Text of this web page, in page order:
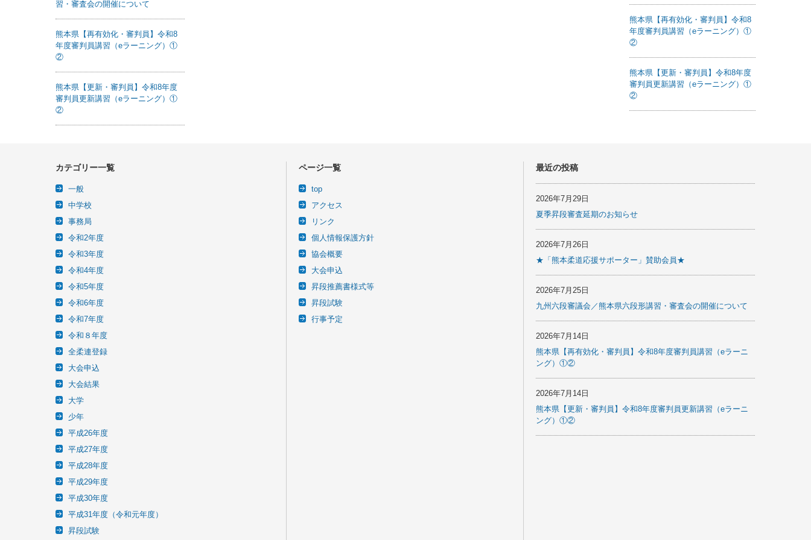
習・審査会の開催について
熊本県【再有効化・審判員】令和8
年度審判員講習（eラーニング）①
②
熊本県【更新・審判員】令和8年度
審判員更新講習（eラーニング）①
②
熊本県【再有効化・審判員】令和8
年度審判員講習（eラーニング）①
②
熊本県【更新・審判員】令和8年度
審判員更新講習（eラーニング）①
②
カテゴリー一覧
一般
中学校
事務局
令和2年度
令和3年度
令和4年度
令和5年度
令和6年度
令和7年度
令和８年度
全柔連登録
大会申込
大会結果
大学
少年
平成26年度
平成27年度
平成28年度
平成29年度
平成30年度
平成31年度（令和元年度）
昇段試験
ページ一覧
top
アクセス
リンク
個人情報保護方針
協会概要
大会申込
昇段推薦書様式等
昇段試験
行事予定
最近の投稿
2026年7月29日
夏季昇段審査延期のお知らせ
2026年7月26日
★「熊本柔道応援サポーター」賛助会員★
2026年7月25日
九州六段審議会／熊本県六段形講習・審査会の開催について
2026年7月14日
熊本県【再有効化・審判員】令和8年度審判員講習（eラーニ
ング）①②
2026年7月14日
熊本県【更新・審判員】令和8年度審判員更新講習（eラーニ
ング）①②